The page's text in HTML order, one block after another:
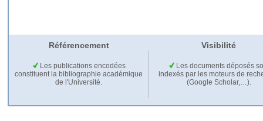
Référencement Visibilité
Les publications encodées
constituent la bibliographie académique
de l'Université.
Les documents déposés
indexés par les moteurs de
(Google Scholar,…).